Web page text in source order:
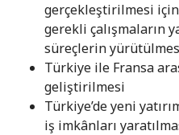
gerçekleştirilmesi
gerekli çalışmaların
süreçlerin
Türkiye ile Fransa
geliştirilmesi
Türkiye’de yeni
iş imkânları